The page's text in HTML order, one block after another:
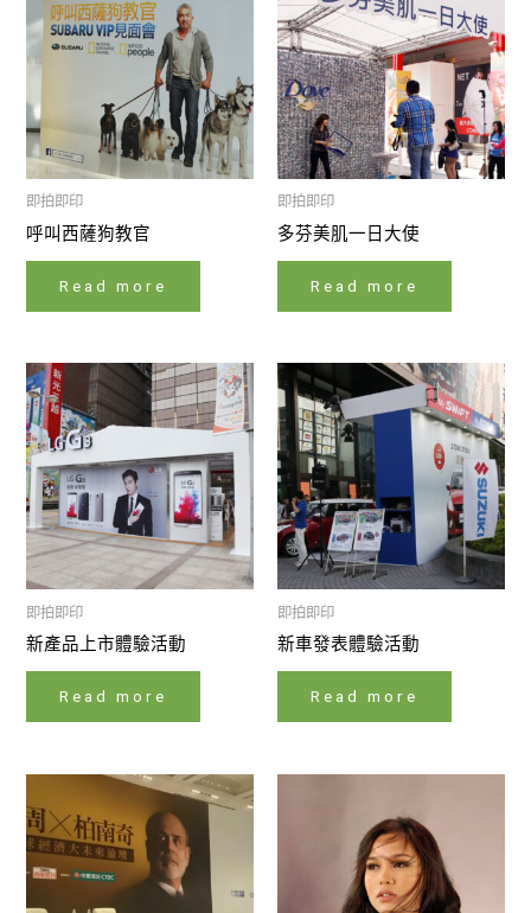
即拍即印
呼叫西薩狗教官
Read more
即拍即印
多芬美肌一日大使
Read more
即拍即印
新產品上市體驗活動
Read more
即拍即印
新車發表體驗活動
Read more